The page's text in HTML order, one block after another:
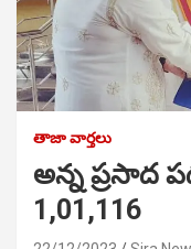
తాజా వార్తలు
అన్న ప్రసాద
1,01,116